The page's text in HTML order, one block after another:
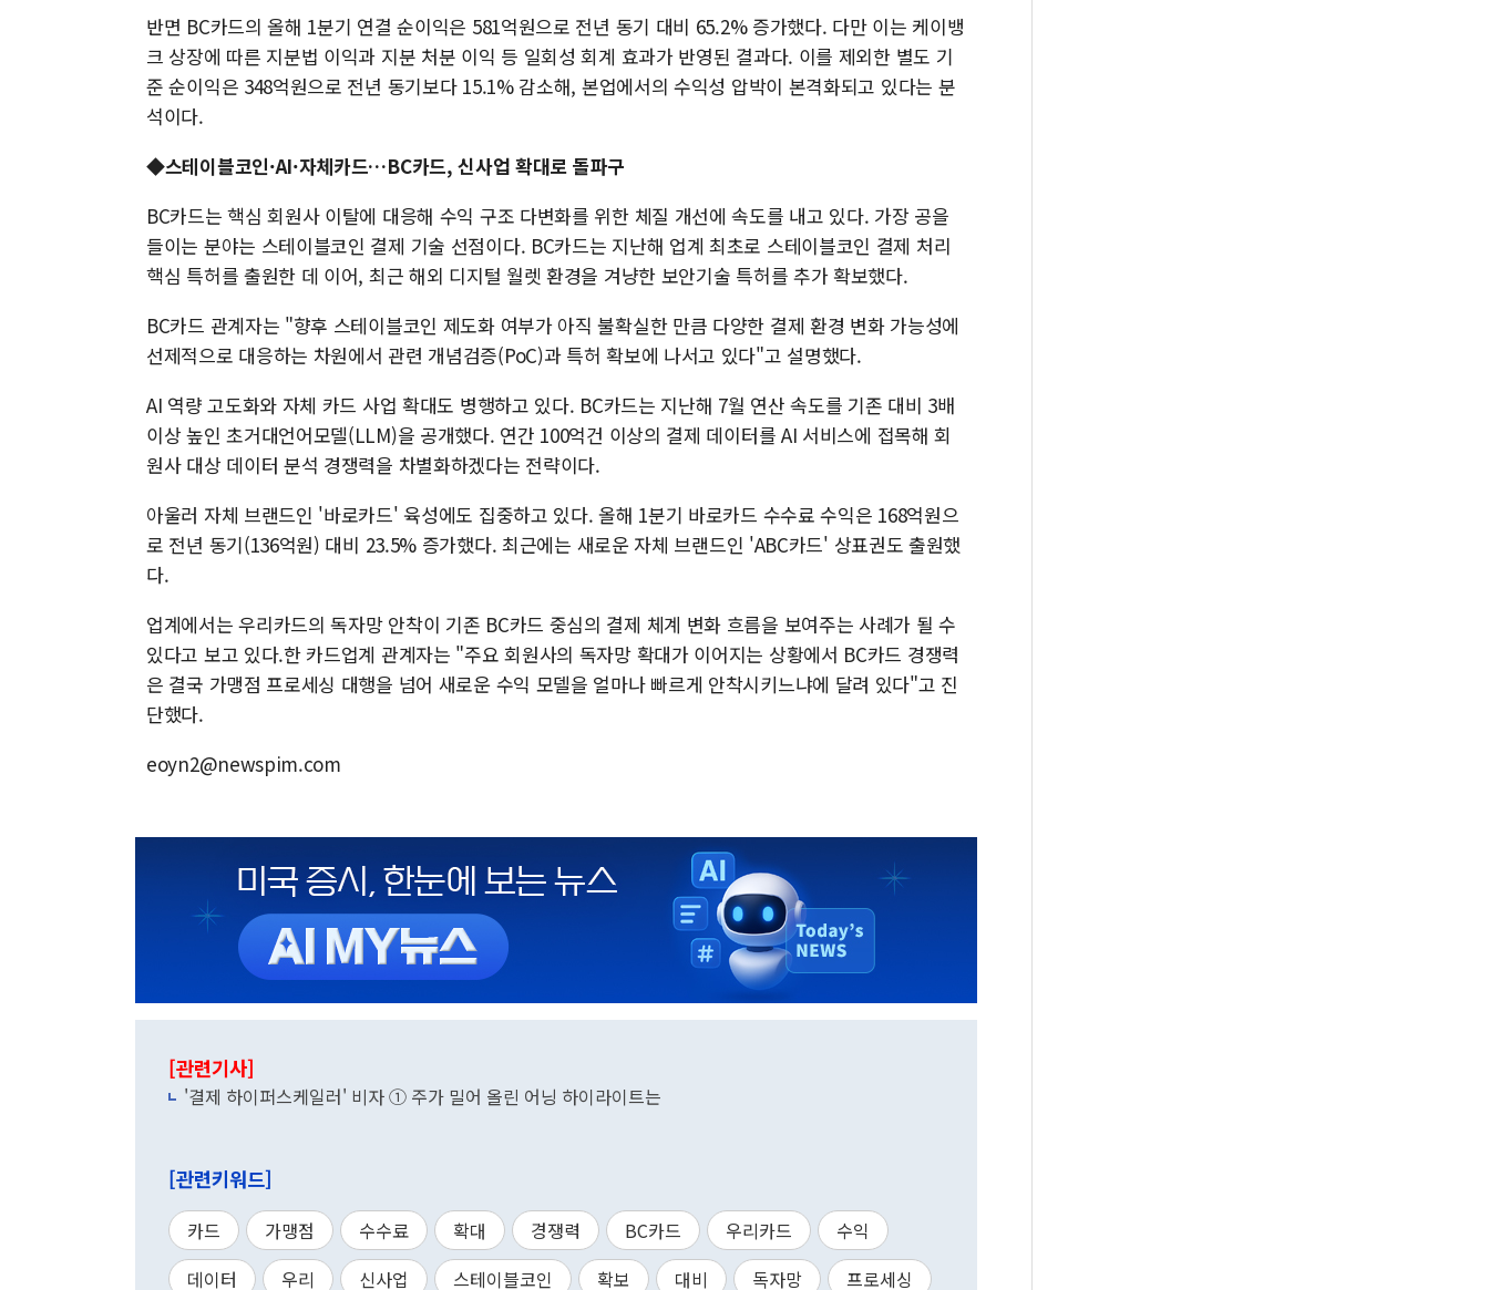
반면 BC카드의 올해 1분기 연결 순이익은 581억원으로 전년 동기 대비 65.2% 증가했다. 다만 이는 케이뱅
크 상장에 따른 지분법 이익과 지분 처분 이익 등 일회성 회계 효과가 반영된 결과다. 이를 제외한 별도 기
준 순이익은 348억원으로 전년 동기보다 15.1% 감소해, 본업에서의 수익성 압박이 본격화되고 있다는 분
석이다.
◆스테이블코인·AI·자체카드…BC카드, 신사업 확대로 돌파구
BC카드는 핵심 회원사 이탈에 대응해 수익 구조 다변화를 위한 체질 개선에 속도를 내고 있다. 가장 공을
들이는 분야는 스테이블코인 결제 기술 선점이다. BC카드는 지난해 업계 최초로 스테이블코인 결제 처리
핵심 특허를 출원한 데 이어, 최근 해외 디지털 월렛 환경을 겨냥한 보안기술 특허를 추가 확보했다.
BC카드 관계자는 "향후 스테이블코인 제도화 여부가 아직 불확실한 만큼 다양한 결제 환경 변화 가능성에
선제적으로 대응하는 차원에서 관련 개념검증(PoC)과 특허 확보에 나서고 있다"고 설명했다.
AI 역량 고도화와 자체 카드 사업 확대도 병행하고 있다. BC카드는 지난해 7월 연산 속도를 기존 대비 3배
이상 높인 초거대언어모델(LLM)을 공개했다. 연간 100억건 이상의 결제 데이터를 AI 서비스에 접목해 회
원사 대상 데이터 분석 경쟁력을 차별화하겠다는 전략이다.
아울러 자체 브랜드인 '바로카드' 육성에도 집중하고 있다. 올해 1분기 바로카드 수수료 수익은 168억원으
로 전년 동기(136억원) 대비 23.5% 증가했다. 최근에는 새로운 자체 브랜드인 'ABC카드' 상표권도 출원했
다.
업계에서는 우리카드의 독자망 안착이 기존 BC카드 중심의 결제 체계 변화 흐름을 보여주는 사례가 될 수
있다고 보고 있다.한 카드업계 관계자는 "주요 회원사의 독자망 확대가 이어지는 상황에서 BC카드 경쟁력
은 결국 가맹점 프로세싱 대행을 넘어 새로운 수익 모델을 얼마나 빠르게 안착시키느냐에 달려 있다"고 진
단했다.
eoyn2@newspim.com
[관련기사]
'결제 하이퍼스케일러' 비자 ① 주가 밀어 올린 어닝 하이라이트는
[관련키워드]
카드 가맹점 수수료 확대 경쟁력 BC카드 우리카드
수익
데이터
우리 신사업 스테이블코인 확보 대비 독자망 프로세싱